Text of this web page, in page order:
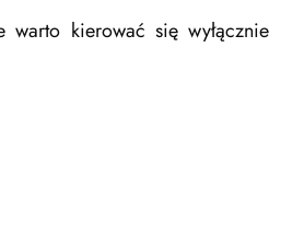
kierować się wyłącznie